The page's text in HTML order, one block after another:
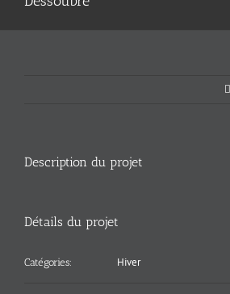
Description du projet
Détails du projet
Catégories: Hiver